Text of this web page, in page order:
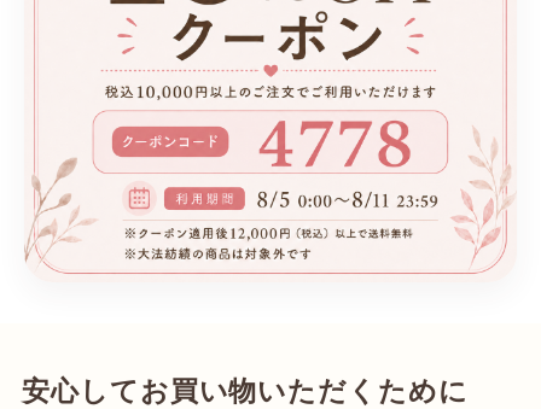
安心してお買い物いただくために